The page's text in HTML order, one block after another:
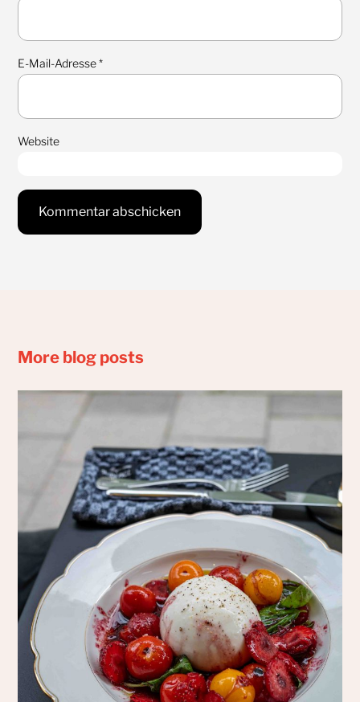
E-Mail-Adresse*
Website
More blog posts